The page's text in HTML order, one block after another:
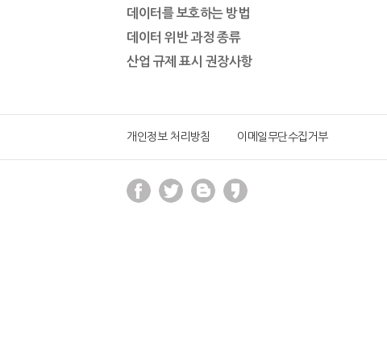
데이터를 보호하는 방법
데이터 위반 과정 종류
산업 규제 표시 권장사항
개인정보 처리방침 이메일무단수집거부